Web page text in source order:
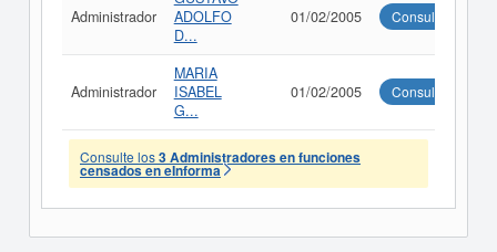
Administrador
ADOLFO
D...
01/02/2005 Consultar
Administrador
MARIA
ISABEL
G...
01/02/2005 Consultar
Consulte los3 Administradores en funciones
censados en eInforma